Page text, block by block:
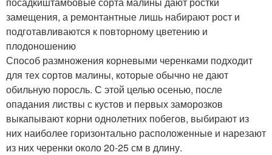
замещения, а ремонтантные лишь набирают рост и
подготавливаются к повторному цветению и
плодоношению
Способ размножения корневыми черенками подходит
для тех сортов малины, которые обычно не дают
обильную поросль. С этой целью осенью, после
опадания листвы с кустов и первых заморозков
выкапывают корни однолетних побегов, выбирают из
них наиболее горизонтально расположенные и нарезают
из них черенки около 20-25 см в длину.